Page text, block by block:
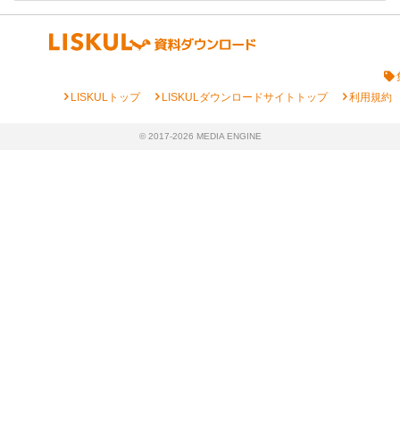
chevron_rightLISKULトップ chevron_rightLISKULダウンロードサイトトップ chevron_right利用規約
© 2017-2026 MEDIA ENGINE